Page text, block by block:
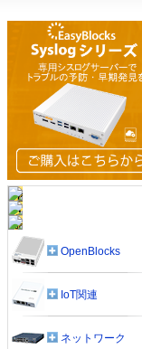
OpenBlocks
IoT関連
ネットワーク